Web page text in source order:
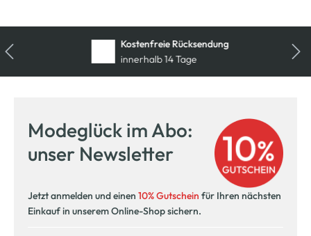
Kostenfreie Rücksendung
innerhalb 14 Tage
Modeglück im Abo:
unser Newsletter
Jetzt anmelden und einen 10% Gutschein für Ihren nächsten
Einkauf in unserem Online-Shop sichern.